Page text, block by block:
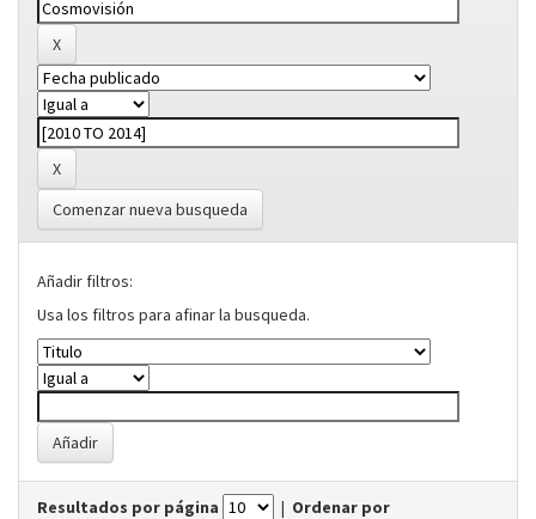
Comenzar nueva busqueda
Añadir filtros:
Usa los filtros para afinar la busqueda.
Resultados por página | Ordenar por